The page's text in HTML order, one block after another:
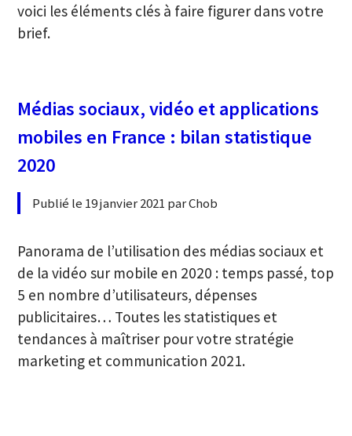
voici les éléments clés à faire figurer dans votre
brief.
Médias sociaux, vidéo et applications
mobiles en France : bilan statistique
2020
Publié le 19 janvier 2021 par Chob
Panorama de l’utilisation des médias sociaux et
de la vidéo sur mobile en 2020 : temps passé, top
5 en nombre d’utilisateurs, dépenses
publicitaires… Toutes les statistiques et
tendances à maîtriser pour votre stratégie
marketing et communication 2021.